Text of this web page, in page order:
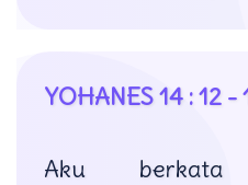
YOHANES 14 : 12 -
Aku